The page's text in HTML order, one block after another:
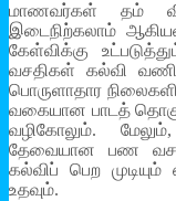
மாணவர்கள் தம்
இடைநிற்கலாம்
கேள்விக்கு
வசதிகள் கல்வி
பொருளாதார
வகையான பாடத்
வழிகோலும்.
தேவையான பண
கல்விப் பெற
உதவும்.